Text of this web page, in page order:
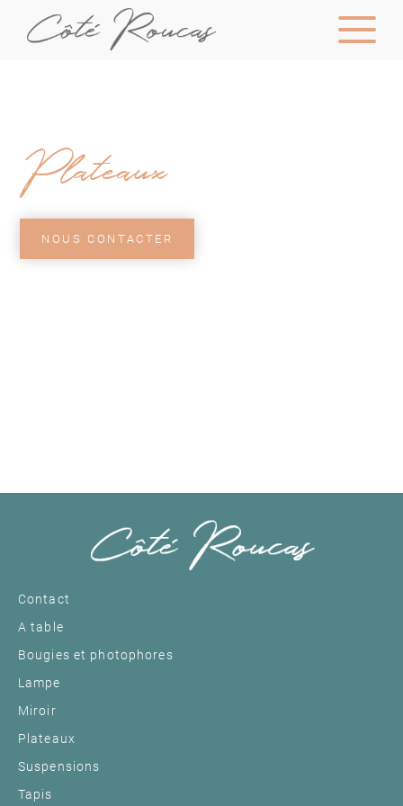
Plateaux
NOUS CONTACTER
Contact
A table
Bougies et photophores
Lampe
Miroir
Plateaux
Suspensions
Tapis